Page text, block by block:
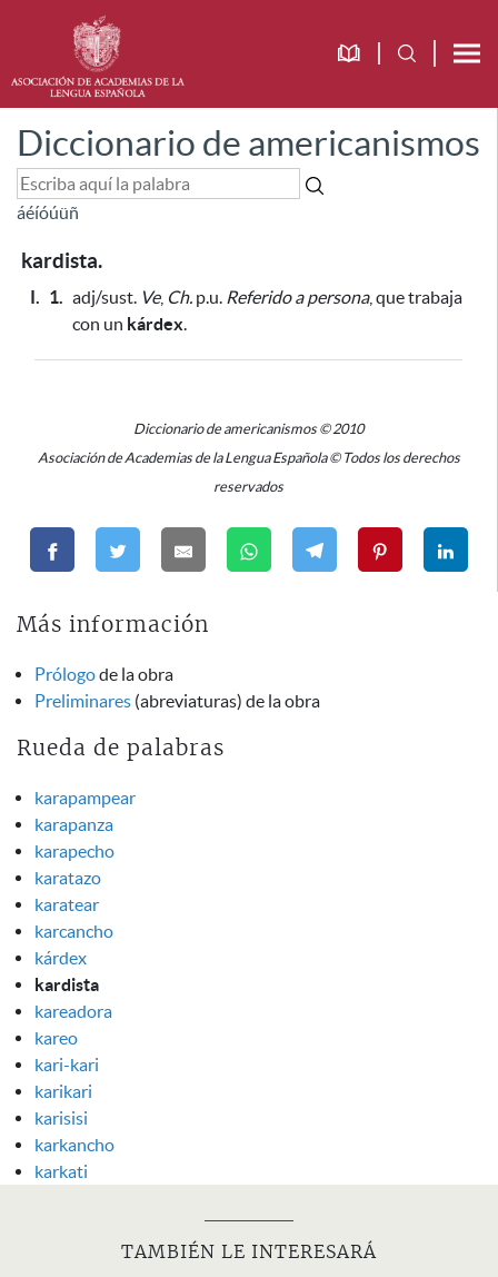
Diccionario de americanismos
áéíóúüñ
kardista.
I. 1. adj/sust. Ve, Ch. p.u. Referido a persona, que trabaja
con un kárdex.
Diccionario de americanismos © 2010
Asociación de Academias de la Lengua Española © Todos los derechos
reservados
Más información
Prólogode la obra
Preliminares (abreviaturas) de la obra
Rueda de palabras
karapampear
karapanza
karapecho
karatazo
karatear
karcancho
kárdex
kardista
kareadora
kareo
kari-kari
karikari
karisisi
karkancho
karkati
TAMBIÉN LE INTERESARÁ